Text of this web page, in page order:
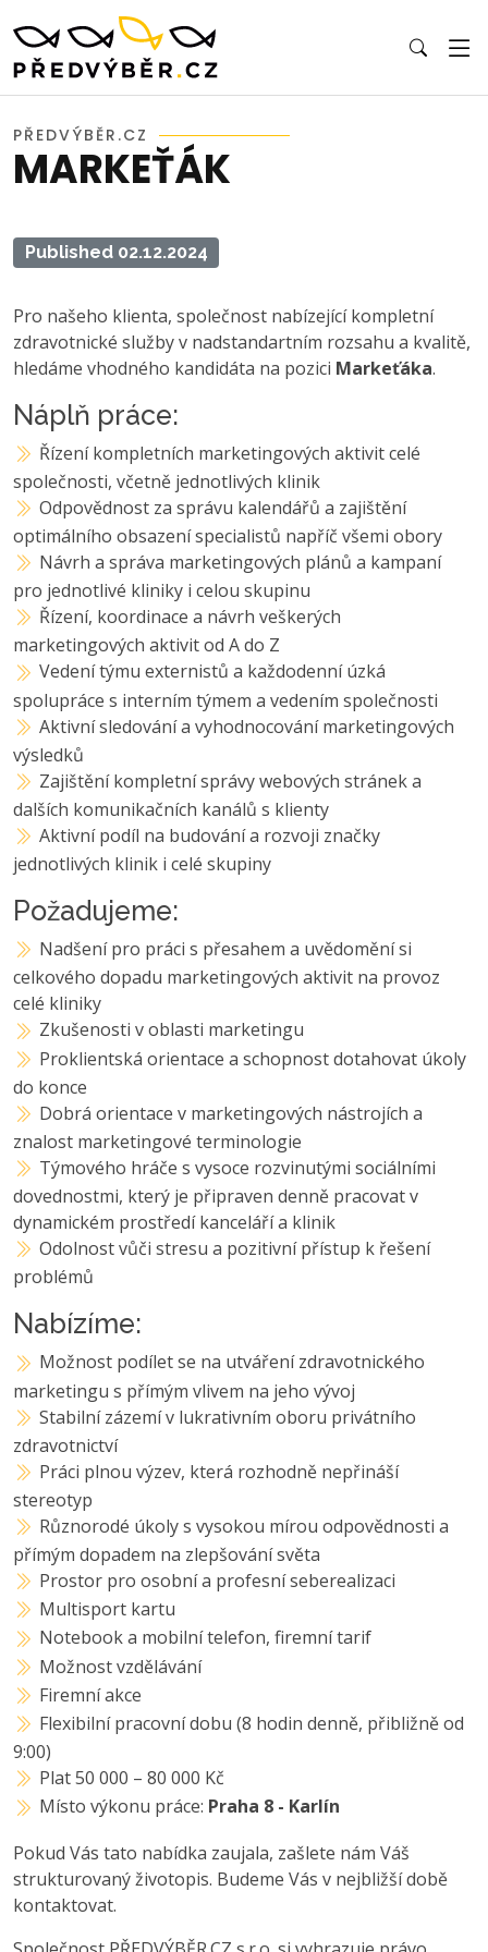
PŘEDVÝBĚR.CZ
MARKEŤÁK
Published 02.12.2024
Pro našeho klienta, společnost nabízející kompletní
zdravotnické služby v nadstandartním rozsahu a kvalitě,
hledáme vhodného kandidáta na pozici Markeťáka.
Náplň práce:
Řízení kompletních marketingových aktivit celé
společnosti, včetně jednotlivých klinik
Odpovědnost za správu kalendářů a zajištění
optimálního obsazení specialistů napříč všemi obory
Návrh a správa marketingových plánů a kampaní
pro jednotlivé kliniky i celou skupinu
Řízení, koordinace a návrh veškerých
marketingových aktivit od A do Z
Vedení týmu externistů a každodenní úzká
spolupráce s interním týmem a vedením společnosti
Aktivní sledování a vyhodnocování marketingových
výsledků
Zajištění kompletní správy webových stránek a
dalších komunikačních kanálů s klienty
Aktivní podíl na budování a rozvoji značky
jednotlivých klinik i celé skupiny
Požadujeme:
Nadšení pro práci s přesahem a uvědomění si
celkového dopadu marketingových aktivit na provoz
celé kliniky
Zkušenosti v oblasti marketingu
Proklientská orientace a schopnost dotahovat úkoly
do konce
Dobrá orientace v marketingových nástrojích a
znalost marketingové terminologie
Týmového hráče s vysoce rozvinutými sociálními
dovednostmi, který je připraven denně pracovat v
dynamickém prostředí kanceláří a klinik
Odolnost vůči stresu a pozitivní přístup k řešení
problémů
Nabízíme:
Možnost podílet se na utváření zdravotnického
marketingu s přímým vlivem na jeho vývoj
Stabilní zázemí v lukrativním oboru privátního
zdravotnictví
Práci plnou výzev, která rozhodně nepřináší
stereotyp
Různorodé úkoly s vysokou mírou odpovědnosti a
přímým dopadem na zlepšování světa
Prostor pro osobní a profesní seberealizaci
Multisport kartu
Notebook a mobilní telefon, firemní tarif
Možnost vzdělávání
Firemní akce
Flexibilní pracovní dobu (8 hodin denně, přibližně od
9:00)
Plat 50 000 – 80 000 Kč
Místo výkonu práce: Praha 8 - Karlín
Pokud Vás tato nabídka zaujala, zašlete nám Váš
strukturovaný životopis. Budeme Vás v nejbližší době
kontaktovat.